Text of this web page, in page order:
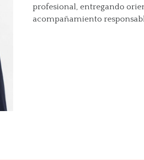
profesional, entregando
acompañamiento